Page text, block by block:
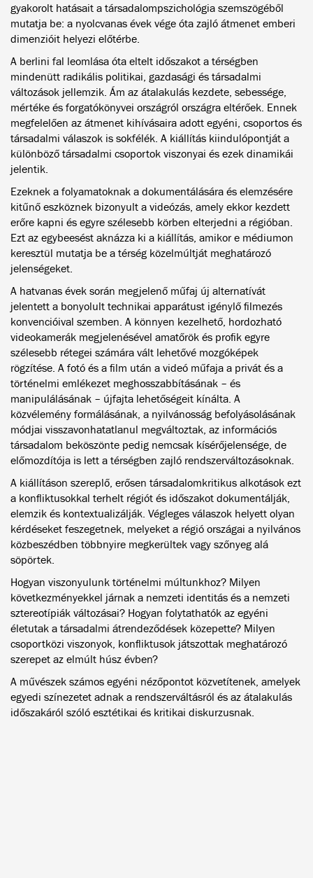
gyakorolt hatásait a társadalompszichológia szemszögéből
mutatja be: a nyolcvanas évek vége óta zajló átmenet emberi
dimenzióit helyezi előtérbe.
A berlini fal leomlása óta eltelt időszakot a térségben
mindenütt radikális politikai, gazdasági és társadalmi
változások jellemzik. Ám az átalakulás kezdete, sebessége,
mértéke és forgatókönyvei országról országra eltérőek. Ennek
megfelelően az átmenet kihívásaira adott egyéni, csoportos és
társadalmi válaszok is sokfélék. A kiállítás kiindulópontját a
különböző társadalmi csoportok viszonyai és ezek dinamikái
jelentik.
Ezeknek a folyamatoknak a dokumentálására és elemzésére
kitűnő eszköznek bizonyult a videózás, amely ekkor kezdett
erőre kapni és egyre szélesebb körben elterjedni a régióban.
Ezt az egybeesést aknázza ki a kiállítás, amikor e médiumon
keresztül mutatja be a térség közelmúltját meghatározó
jelenségeket.
A hatvanas évek során megjelenő műfaj új alternatívát
jelentett a bonyolult technikai apparátust igénylő filmezés
konvencióival szemben. A könnyen kezelhető, hordozható
videokamerák megjelenésével amatőrök és profik egyre
szélesebb rétegei számára vált lehetővé mozgóképek
rögzítése. A fotó és a film után a videó műfaja a privát és a
történelmi emlékezet meghosszabbításának – és
manipulálásának – újfajta lehetőségeit kínálta. A
közvélemény formálásának, a nyilvánosság befolyásolásának
módjai visszavonhatatlanul megváltoztak, az információs
társadalom beköszönte pedig nemcsak kísérőjelensége, de
előmozdítója is lett a térségben zajló rendszerváltozásoknak.
A kiállításon szereplő, erősen társadalomkritikus alkotások ezt
a konfliktusokkal terhelt régiót és időszakot dokumentálják,
elemzik és kontextualizálják. Végleges válaszok helyett olyan
kérdéseket feszegetnek, melyeket a régió országai a nyilvános
közbeszédben többnyire megkerültek vagy szőnyeg alá
söpörtek.
Hogyan viszonyulunk történelmi múltunkhoz? Milyen
következményekkel járnak a nemzeti identitás és a nemzeti
sztereotípiák változásai? Hogyan folytathatók az egyéni
életutak a társadalmi átrendeződések közepette? Milyen
csoportközi viszonyok, konfliktusok játszottak meghatározó
szerepet az elmúlt húsz évben?
A művészek számos egyéni nézőpontot közvetítenek, amelyek
egyedi színezetet adnak a rendszerváltásról és az átalakulás
időszakáról szóló esztétikai és kritikai diskurzusnak.